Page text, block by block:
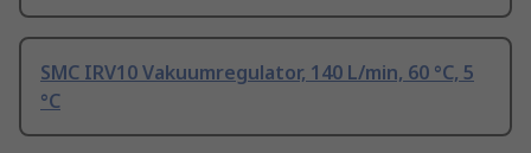
SMC IRV10 Vakuumregulator, 140 L/min, 60 °C, 5
°C